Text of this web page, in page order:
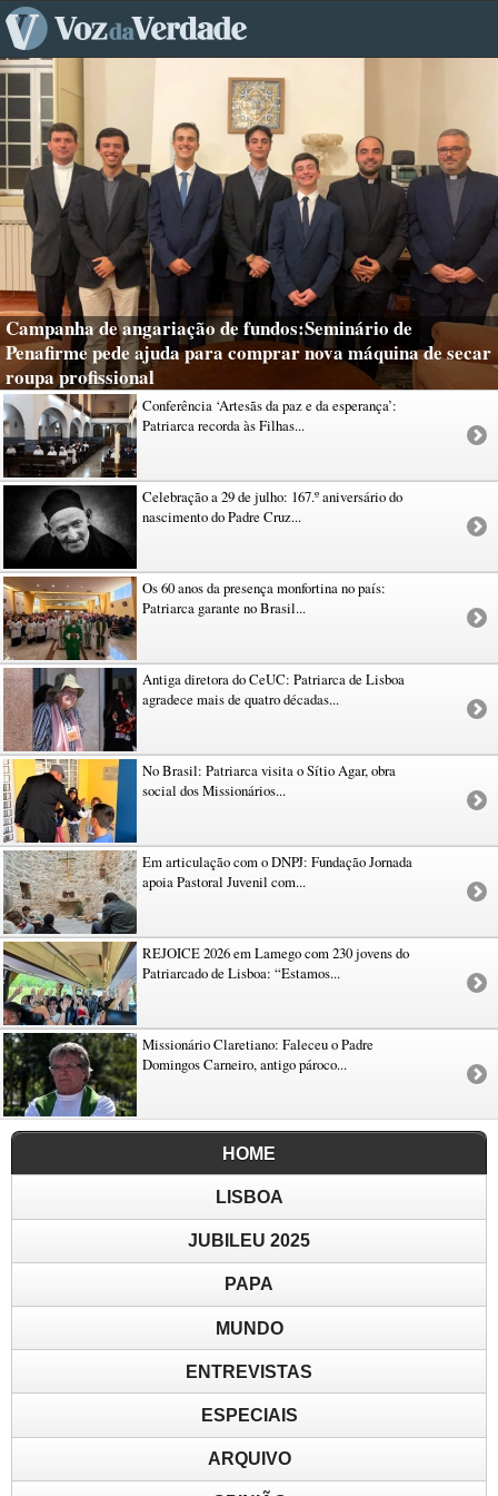
Campanha de angariação de fundos:Seminário de
Penafirme pede ajuda para comprar nova máquina de secar
roupa profissional
Conferência ‘Artesãs da paz e da esperança’:
Patriarca recorda às Filhas...
Celebração a 29 de julho: 167.º aniversário do
nascimento do Padre Cruz...
Os 60 anos da presença monfortina no país:
Patriarca garante no Brasil...
Antiga diretora do CeUC: Patriarca de Lisboa
agradece mais de quatro décadas...
No Brasil: Patriarca visita o Sítio Agar, obra
social dos Missionários...
Em articulação com o DNPJ: Fundação Jornada
apoia Pastoral Juvenil com...
REJOICE 2026 em Lamego com 230 jovens do
Patriarcado de Lisboa: “Estamos...
Missionário Claretiano: Faleceu o Padre
Domingos Carneiro, antigo pároco...
HOME
LISBOA
JUBILEU 2025
PAPA
MUNDO
ENTREVISTAS
ESPECIAIS
ARQUIVO